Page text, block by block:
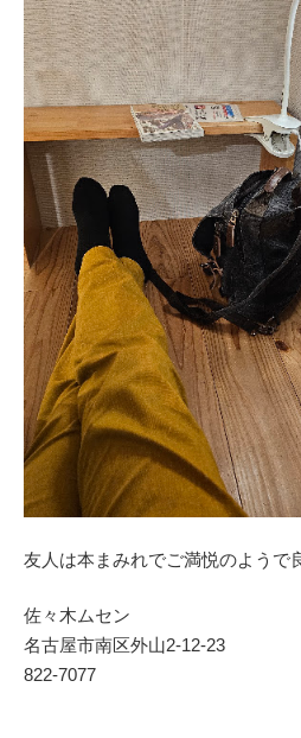
友人は本まみれでご満悦のようで
佐々木ムセン
名古屋市南区外山2‐12‐23
822-7077